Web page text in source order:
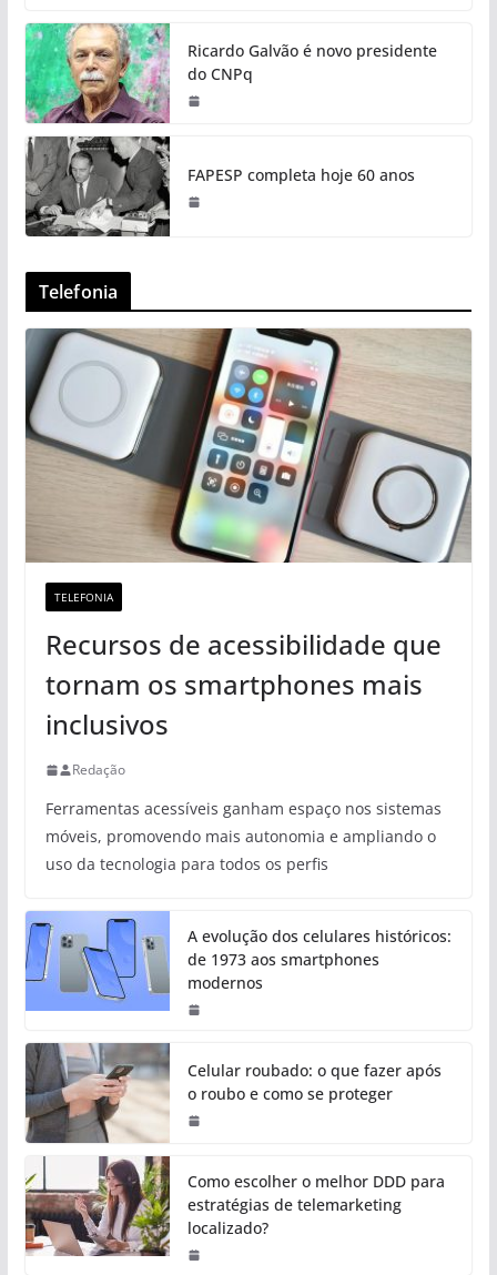
Ricardo Galvão é novo presidente
do CNPq
FAPESP completa hoje 60 anos
Telefonia
TELEFONIA
Recursos de acessibilidade que
tornam os smartphones mais
inclusivos
Redação
Ferramentas acessíveis ganham espaço nos sistemas
móveis, promovendo mais autonomia e ampliando o
uso da tecnologia para todos os perfis
A evolução dos celulares históricos:
de 1973 aos smartphones
modernos
Celular roubado: o que fazer após
o roubo e como se proteger
Como escolher o melhor DDD para
estratégias de telemarketing
localizado?